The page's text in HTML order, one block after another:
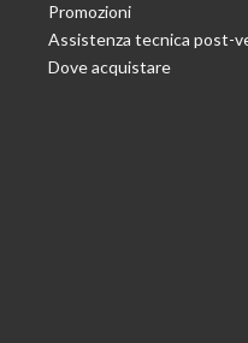
Promozioni
Assistenza tecnica post-
Dove acquistare